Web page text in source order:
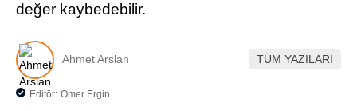
değer kaybedebilir.
Ahmet Arslan TÜM YAZILARI
Editör: Ömer Ergin